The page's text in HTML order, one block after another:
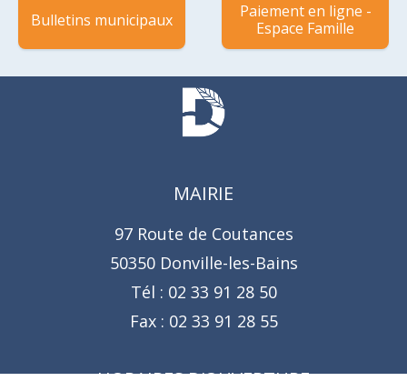
Bulletins municipaux
Paiement en ligne -
Espace Famille
MAIRIE
97 Route de Coutances
50350 Donville-les-Bains
Tél : 02 33 91 28 50
Fax : 02 33 91 28 55